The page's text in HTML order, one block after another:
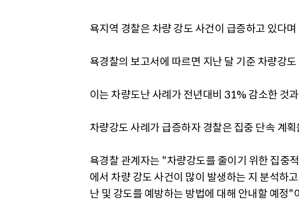
욕지역 경찰은 차량 강도 사건이 급증하고 있다
욕경찰의 보고서에 따르면 지난 달 기준 차량강
이는 차량도난 사례가 전년대비 31% 감소한 것
차량강도 사례가 급증하자 경찰은 집중 단속 계
욕경찰 관계자는 "차량강도를 줄이기 위한 집중
에서 차량 강도 사건이 많이 발생하는 지 분석하
난 및 강도를 예방하는 방법에 대해 안내할 예정"